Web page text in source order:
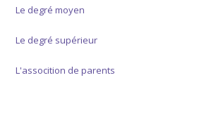
Le degré moyen
Le degré supérieur
L'assocition de parents